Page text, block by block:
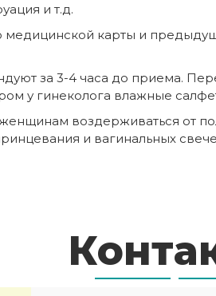
и т.д.
медицинской карты и
за 3-4 часа до приема.
у гинеколога влажные
воздерживаться от
и вагинальных